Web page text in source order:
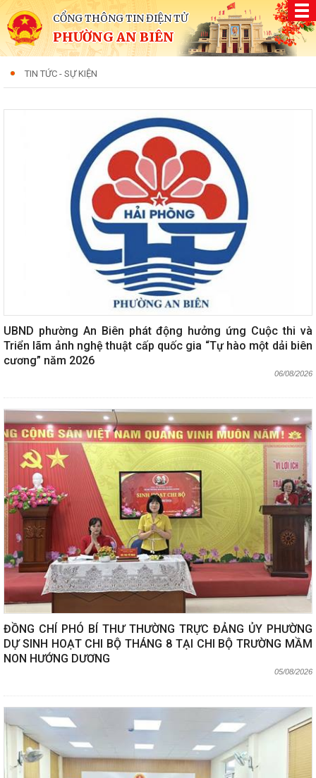
CỔNG THÔNG TIN ĐIỆN TỬ
PHƯỜNG AN BIÊN
TIN TỨC - SỰ KIỆN
UBND phường An Biên phát động hưởng ứng Cuộc thi và
Triển lãm ảnh nghệ thuật cấp quốc gia “Tự hào một dải biên
cương” năm 2026
06/08/2026
ĐỒNG CHÍ PHÓ BÍ THƯ THƯỜNG TRỰC ĐẢNG ỦY PHƯỜNG
DỰ SINH HOẠT CHI BỘ THÁNG 8 TẠI CHI BỘ TRƯỜNG MẦM
NON HƯỚNG DƯƠNG
05/08/2026